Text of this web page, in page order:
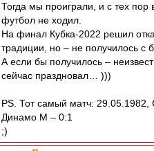
Тогда мы проиграли, и с тех пор
футбол не ходил.
На финал Кубка-2022 решил
традиции, но – не получилось с
А если бы получилось –
сейчас праздновал… )))
PS. Тот самый матч: 29.05.1982,
Динамо М – 0:1
;)